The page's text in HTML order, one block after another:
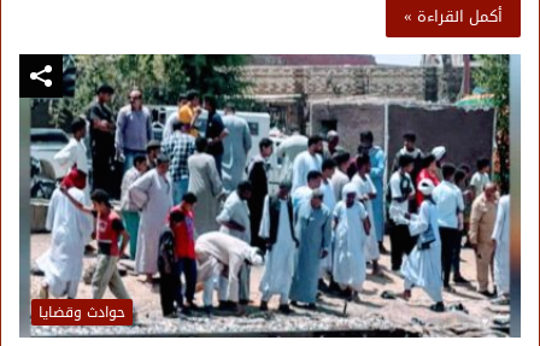
أكمل القراءة »
حوادث وقضايا